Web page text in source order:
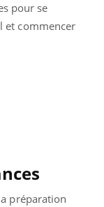
pour se
et commencer
préparation